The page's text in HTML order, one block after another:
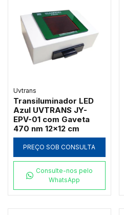
Uvtrans
Transiluminador LED
Azul UVTRANS JY-
EPV-01 com Gaveta
470 nm 12x12 cm
PREÇO SOB CONSULTA
Consulte-nos pelo
WhatsApp